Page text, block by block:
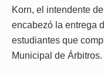
Korn, el intendente
encabezó la entrega
estudiantes que
Municipal de Árbitros.